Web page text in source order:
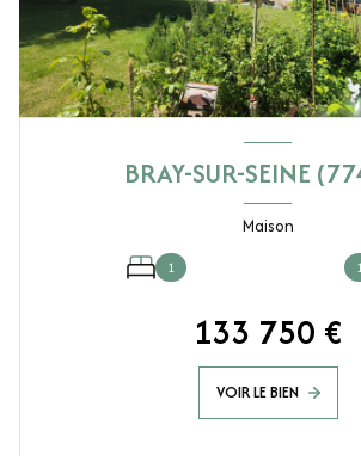
BRAY-SUR-SEINE
Maison
1
133 750 €
VOIR LE BIEN